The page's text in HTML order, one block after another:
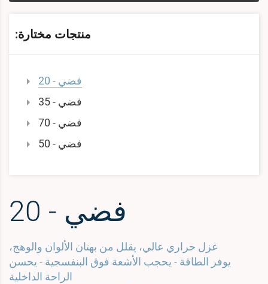
منتجات مختارة:
فضي - 20
فضي - 35
فضي - 70
فضي - 50
فضي - 20
عزل حراري عالي، يقلل من بهتان الألوان والوهج،
يوفر الطاقة - يحجب الأشعة فوق البنفسجية - يحسن
الراحة الداخلية